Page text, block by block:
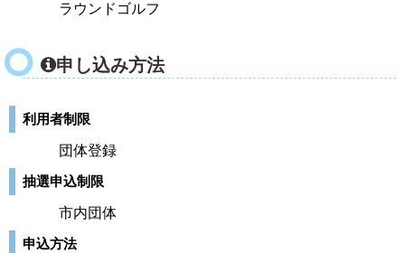
ラウンドゴルフ
申し込み方法
利用者制限
団体登録
抽選申込制限
市内団体
申込方法